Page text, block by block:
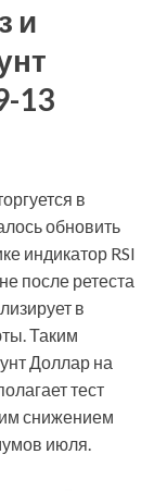
и
13
в
обновить
индикатор RSI
после ретеста
в
Таким
Доллар на
тест
снижением
июля.